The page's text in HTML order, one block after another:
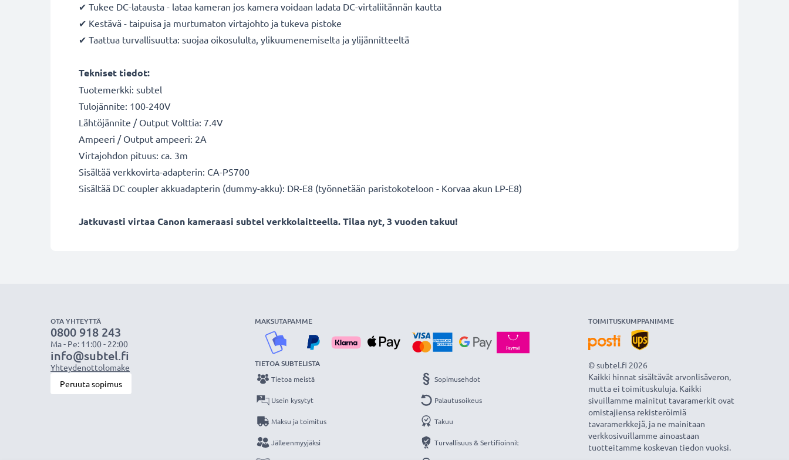
✔ Tukee DC-latausta - lataa kameran jos kamera voidaan ladata DC-virtaliitännän kautta
✔ Kestävä - taipuisa ja murtumaton virtajohto ja tukeva pistoke
✔ Taattua turvallisuutta: suojaa oikosululta, ylikuumenemiselta ja ylijännitteeltä
Tekniset tiedot:
Tuotemerkki: subtel
Tulojännite: 100-240V
Lähtöjännite / Output Volttia: 7.4V
Ampeeri / Output ampeeri: 2A
Virtajohdon pituus: ca. 3m
Sisältää verkkovirta-adapterin: CA-PS700
Sisältää DC coupler akkuadapterin (dummy-akku): DR-E8 (työnnetään paristokoteloon - Korvaa akun LP-E8)
Jatkuvasti virtaa Canon kameraasi subtel verkkolaitteella. Tilaa nyt, 3 vuoden takuu!
OTA YHTEYTTÄ
0800 918 243
Ma - Pe: 11:00 - 22:00
info@subtel.fi
Yhteydenottolomake
Peruuta sopimus
MAKSUTAPAMME
TIETOA SUBTELISTA
Tietoa meistä
Usein kysytyt
Maksu ja toimitus
Jälleenmyyjäksi
Sopimusehdot
Palautusoikeus
Takuu
Turvallisuus & Sertifioinnit
TOIMITUSKUMPPANIMME
© subtel.fi 2026
Kaikki hinnat sisältävät arvonlisäveron,
mutta ei toimituskuluja. Kaikki
sivuillamme mainitut tavaramerkit ovat
omistajiensa rekisteröimiä
tavaramerkkejä, ja ne mainitaan
verkkosivuillamme ainoastaan
tuotteitamme koskevan tiedon vuoksi.